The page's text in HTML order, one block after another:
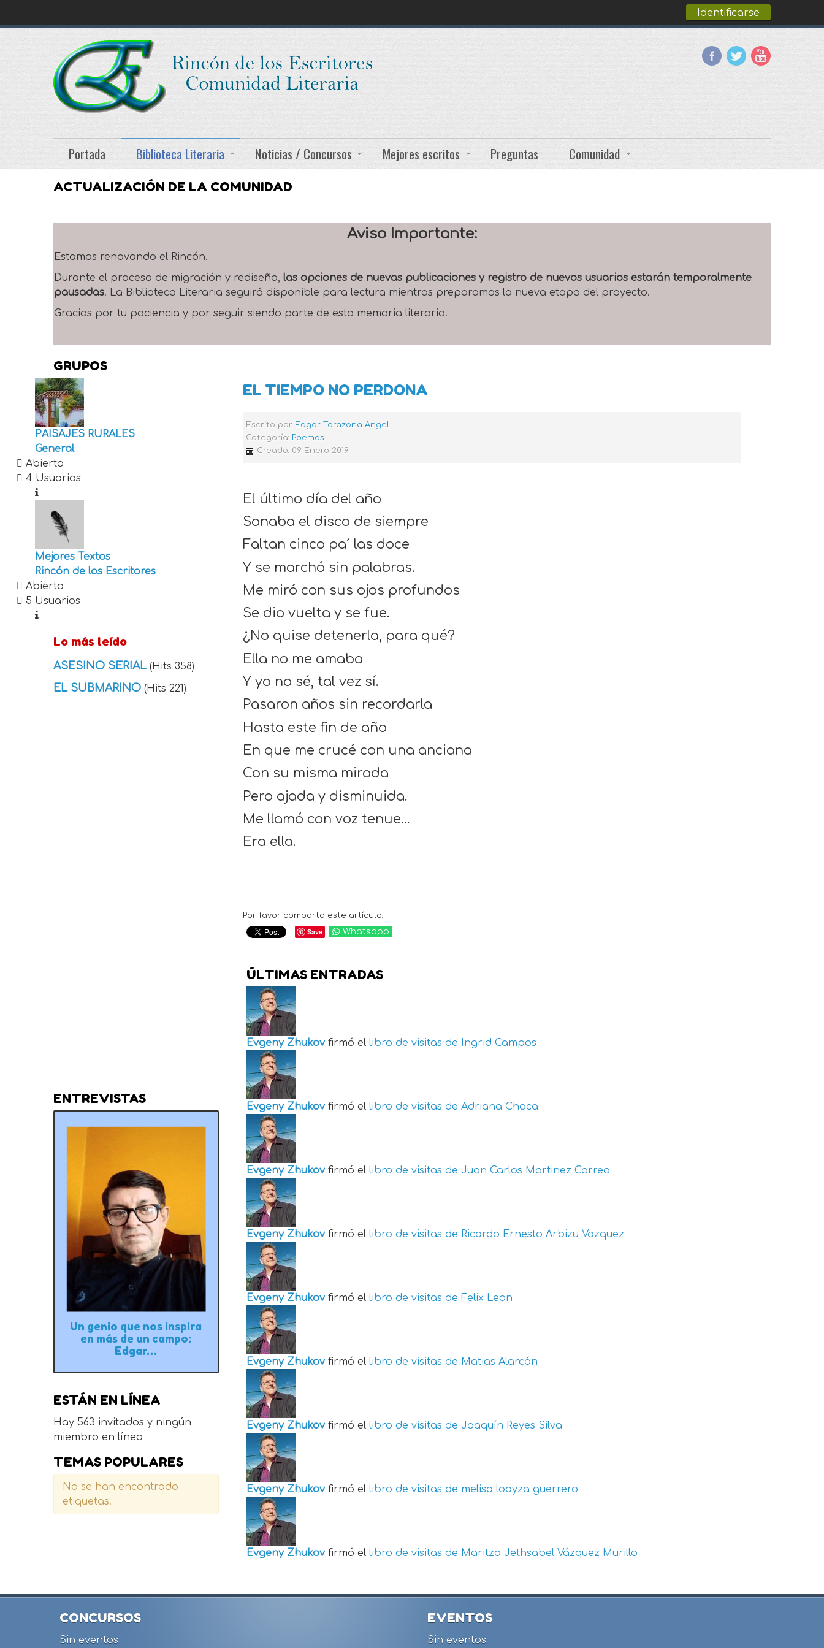
Identificarse
Portada Biblioteca Literaria Noticias / Concursos Mejores escritos Preguntas Comunidad
ACTUALIZACIÓN DE LA COMUNIDAD
Aviso Importante:
Estamos renovando el Rincón.
Durante el proceso de migración y rediseño, las opciones de nuevas publicaciones y registro de nuevos usuarios estarán temporalmente
pausadas. La Biblioteca Literaria seguirá disponible para lectura mientras preparamos la nueva etapa del proyecto.
Gracias por tu paciencia y por seguir siendo parte de esta memoria literaria.
EL TIEMPO NO PERDONA
Escrito por Edgar Tarazona Angel
Categoría: Poemas
Creado: 09 Enero 2019
El último día del año
Sonaba el disco de siempre
Faltan cinco pa´ las doce
Y se marchó sin palabras.
Me miró con sus ojos profundos
Se dio vuelta y se fue.
¿No quise detenerla, para qué?
Ella no me amaba
Y yo no sé, tal vez sí.
Pasaron años sin recordarla
Hasta este fin de año
En que me crucé con una anciana
Con su misma mirada
Pero ajada y disminuida.
Me llamó con voz tenue…
Era ella.
Por favor comparta este artículo:
Save Whatsapp
ÚLTIMAS ENTRADAS
Evgeny Zhukov firmó el libro de visitas de Ingrid Campos
Evgeny Zhukov firmó el libro de visitas de Adriana Choca
Evgeny Zhukov firmó el libro de visitas de Juan Carlos Martinez Correa
Evgeny Zhukov firmó el libro de visitas de Ricardo Ernesto Arbizu Vazquez
Evgeny Zhukov firmó el libro de visitas de Felix Leon
Evgeny Zhukov firmó el libro de visitas de Matias Alarcón
Evgeny Zhukov firmó el libro de visitas de Joaquín Reyes Silva
Evgeny Zhukov firmó el libro de visitas de melisa loayza guerrero
Evgeny Zhukov firmó el libro de visitas de Maritza Jethsabel Vázquez Murillo
GRUPOS
PAISAJES RURALES
General
Abierto
4 Usuarios
Mejores Textos
Rincón de los Escritores
Abierto
5 Usuarios
Lo más leído
ASESINO SERIAL (Hits 358)
EL SUBMARINO (Hits 221)
ENTREVISTAS
Un genio que nos inspira
en más de un campo:
Edgar…
ESTÁN EN LÍNEA
Hay 563 invitados y ningún
miembro en línea
TEMAS POPULARES
No se han encontrado
etiquetas.
CONCURSOS
Sin eventos
EVENTOS
Sin eventos